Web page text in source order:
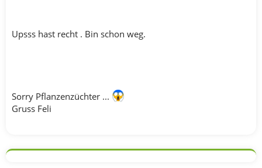
Upsss hast recht . Bin schon weg.
Sorry Pflanzenzüchter ...
Gruss Feli